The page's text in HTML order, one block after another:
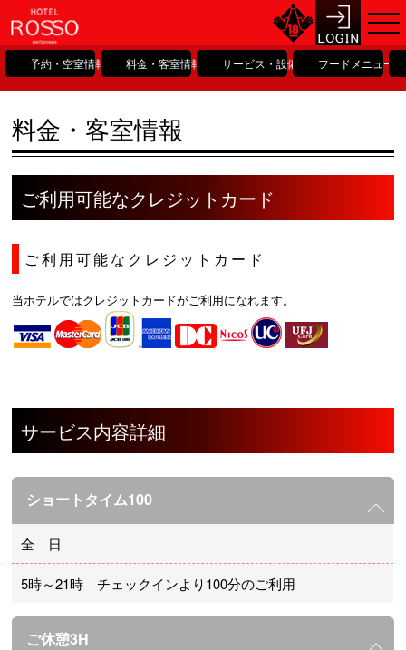
予約・空室情報 料金・客室情報 サービス・設備情報フードメニュー
料金・客室情報
ご利用可能なクレジットカード
ご利用可能なクレジットカード
当ホテルではクレジットカードがご利用になれます。
サービス内容詳細
ショートタイム100
全 日
5時～21時 チェックインより100分のご利用
ご休憩3H